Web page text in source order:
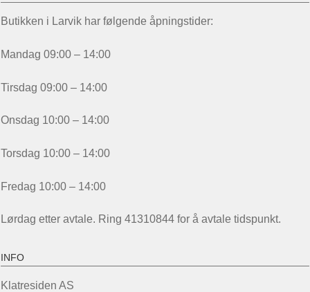
Butikken i Larvik har følgende åpningstider:
Mandag 09:00 – 14:00
Tirsdag 09:00 – 14:00
Onsdag 10:00 – 14:00
Torsdag 10:00 – 14:00
Fredag 10:00 – 14:00
Lørdag etter avtale. Ring 41310844 for å avtale tidspunkt.
INFO
Klatresiden AS